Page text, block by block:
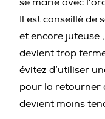
Il est conseillé de
et encore juteuse
devient trop
évitez d’utiliser
pour la retourner
devient moins